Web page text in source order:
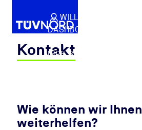
Springe zum Hauptinhalt
WILLKOMMEN
DASHBOARD
IHR PROFIL
IHRE BUCHUNGEN
Kontakt
Wie können wir Ihnen
weiterhelfen?